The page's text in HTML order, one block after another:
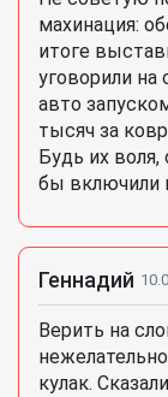
махинация:
итоге
уговорили на
авто
тысяч за
Будь их
бы включили
Геннадий
Верить на
кулак.